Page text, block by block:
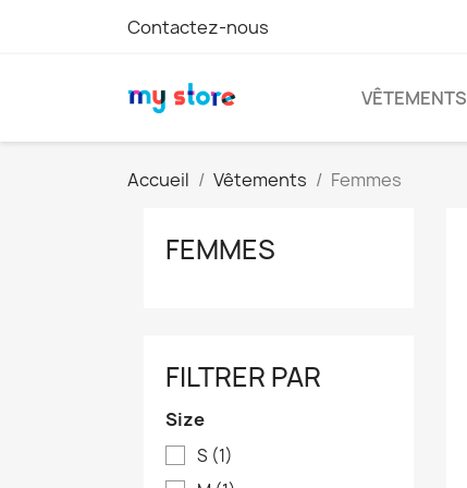
Contactez-nous
VÊTEMENTS
Accueil Vêtements Femmes
FEMMES
FILTRER PAR
Size
S (1)